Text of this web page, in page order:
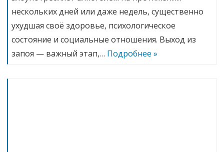
нескольких дней или даже недель, существенно
ухудшая своё здоровье, психологическое
состояние и социальные отношения. Выход из
запоя — важный этап,… Подробнее »